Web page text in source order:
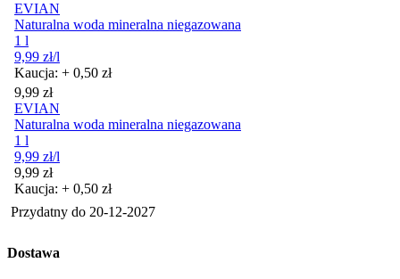
EVIAN
Naturalna woda mineralna niegazowana
1 l
9,99 zł/l
Kaucja: + 0,50 zł
Cena
9,99 zł
EVIAN
Naturalna woda mineralna niegazowana
1 l
9,99 zł/l
Cena
9,99 zł
Kaucja: + 0,50 zł
Przydatny do 20-12-2027
Dostawa